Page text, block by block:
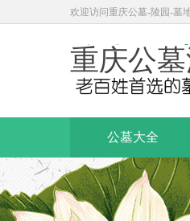
欢迎访问重庆公墓-陵园-
重庆公
公墓大全